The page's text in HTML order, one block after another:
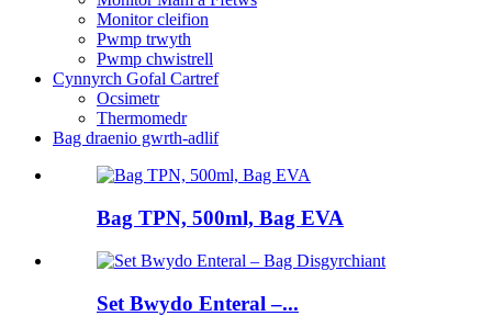
Monitor cleifion
Pwmp trwyth
Pwmp chwistrell
Cynnyrch Gofal Cartref
Ocsimetr
Thermomedr
Bag draenio gwrth-adlif
Bag TPN, 500ml, Bag EVA
Set Bwydo Enteral –...